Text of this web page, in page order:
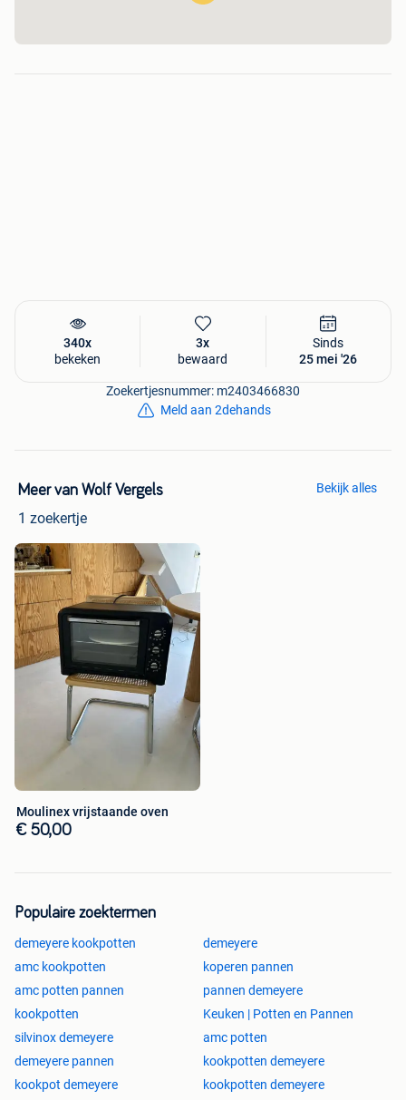
340x
bekeken
3x
bewaard
Sinds
25 mei '26
Zoekertjesnummer: m2403466830
Meld aan 2dehands
Meer van Wolf Vergels
1 zoekertje
Bekijk alles
Moulinex vrijstaande oven
€ 50,00
Populaire zoektermen
demeyere kookpotten
demeyere
amc kookpotten
koperen pannen
amc potten pannen
pannen demeyere
kookpotten
Keuken | Potten en Pannen
silvinox demeyere
amc potten
demeyere pannen
kookpotten demeyere
kookpot demeyere
kookpotten demeyere